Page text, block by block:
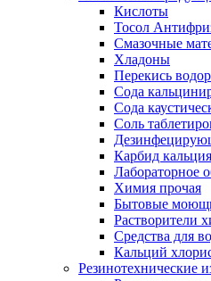
Кислоты
Тосол
Смазочные
Хладоны
Перекись
Сода
Сода
Соль
Карбид кальция
Лабораторное
Химия прочая
Бытовые
Растворители
Средства для
Кальций
Резинотехнические